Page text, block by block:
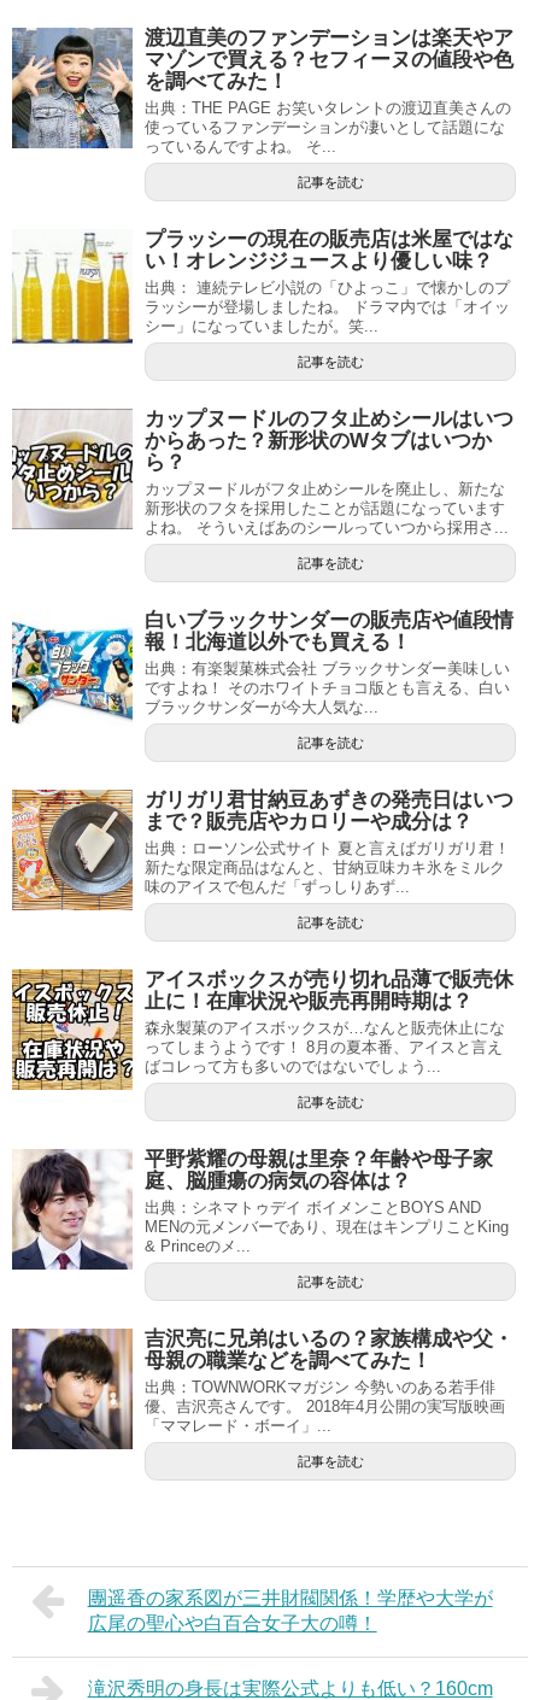
渡辺直美のファンデーションは楽天やア
マゾンで買える？セフィーヌの値段や色
を調べてみた！
出典：THE PAGE お笑いタレントの渡辺直美さんの
使っているファンデーションが凄いとして話題にな
っているんですよね。 そ...
記事を読む
プラッシーの現在の販売店は米屋ではな
い！オレンジジュースより優しい味？
出典： 連続テレビ小説の「ひよっこ」で懐かしのプ
ラッシーが登場しましたね。 ドラマ内では「オイッ
シー」になっていましたが。笑...
記事を読む
カップヌードルのフタ止めシールはいつ
からあった？新形状のWタブはいつか
ら？
カップヌードルがフタ止めシールを廃止し、新たな
新形状のフタを採用したことが話題になっています
よね。 そういえばあのシールっていつから採用さ...
記事を読む
白いブラックサンダーの販売店や値段情
報！北海道以外でも買える！
出典：有楽製菓株式会社 ブラックサンダー美味しい
ですよね！ そのホワイトチョコ版とも言える、白い
ブラックサンダーが今大人気な...
記事を読む
ガリガリ君甘納豆あずきの発売日はいつ
まで？販売店やカロリーや成分は？
出典：ローソン公式サイト 夏と言えばガリガリ君！
新たな限定商品はなんと、甘納豆味カキ氷をミルク
味のアイスで包んだ「ずっしりあず...
記事を読む
アイスボックスが売り切れ品薄で販売休
止に！在庫状況や販売再開時期は？
森永製菓のアイスボックスが…なんと販売休止にな
ってしまうようです！ 8月の夏本番、アイスと言え
ばコレって方も多いのではないでしょう...
記事を読む
平野紫耀の母親は里奈？年齢や母子家
庭、脳腫瘍の病気の容体は？
出典：シネマトゥデイ ボイメンことBOYS AND
MENの元メンバーであり、現在はキンプリことKing
& Princeのメ...
記事を読む
吉沢亮に兄弟はいるの？家族構成や父・
母親の職業などを調べてみた！
出典：TOWNWORKマガジン 今勢いのある若手俳
優、吉沢亮さんです。 2018年4月公開の実写版映画
「ママレード・ボーイ」...
記事を読む
團遥香の家系図が三井財閥関係！学歴や大学が
広尾の聖心や白百合女子大の噂！
滝沢秀明の身長は実際公式よりも低い？160cm